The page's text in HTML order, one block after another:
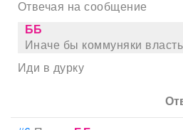
Отвечая на сообщение
ББ
Иначе бы коммуняки
Иди в дурку